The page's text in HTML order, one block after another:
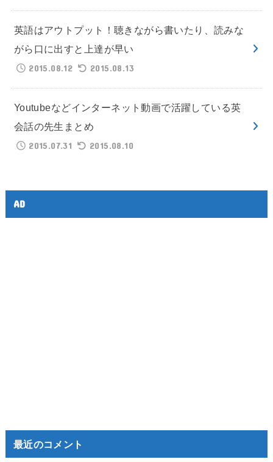
英語はアウトプット！聴きながら書いたり、読みな
がら口に出すと上達が早い
2015.08.12
2015.08.13
Youtubeなどインターネット動画で活躍している英
会話の先生まとめ
2015.07.31
2015.08.10
AD
最近のコメント